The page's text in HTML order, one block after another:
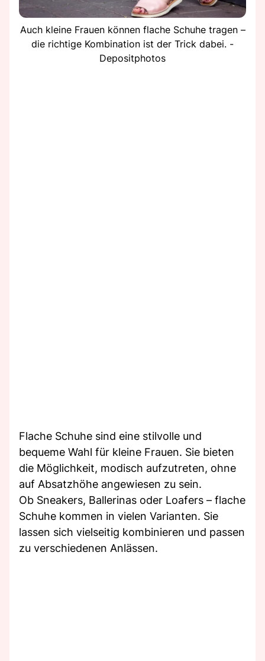
Auch kleine Frauen können flache Schuhe tragen –
die richtige Kombination ist der Trick dabei. -
Depositphotos
Flache Schuhe sind eine stilvolle und
bequeme Wahl für kleine Frauen. Sie bieten
die Möglichkeit, modisch aufzutreten, ohne
auf Absatzhöhe angewiesen zu sein.
Ob Sneakers, Ballerinas oder Loafers – flache
Schuhe kommen in vielen Varianten. Sie
lassen sich vielseitig kombinieren und passen
zu verschiedenen Anlässen.